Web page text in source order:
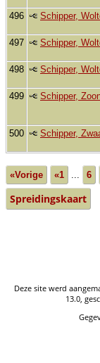
496 Schipper,
497 Schipper,
498 Schipper,
499
Schipper,
500 Schipper,
«Vorige «1 6
Spreidingskaart
Deze site werd
13.0,